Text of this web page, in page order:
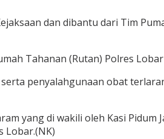
dan dibantu dari Tim
Tahanan (Rutan) Polres
penyalahgunaan obat
yang di wakili oleh Kasi Pidum
Lobar.(NK)